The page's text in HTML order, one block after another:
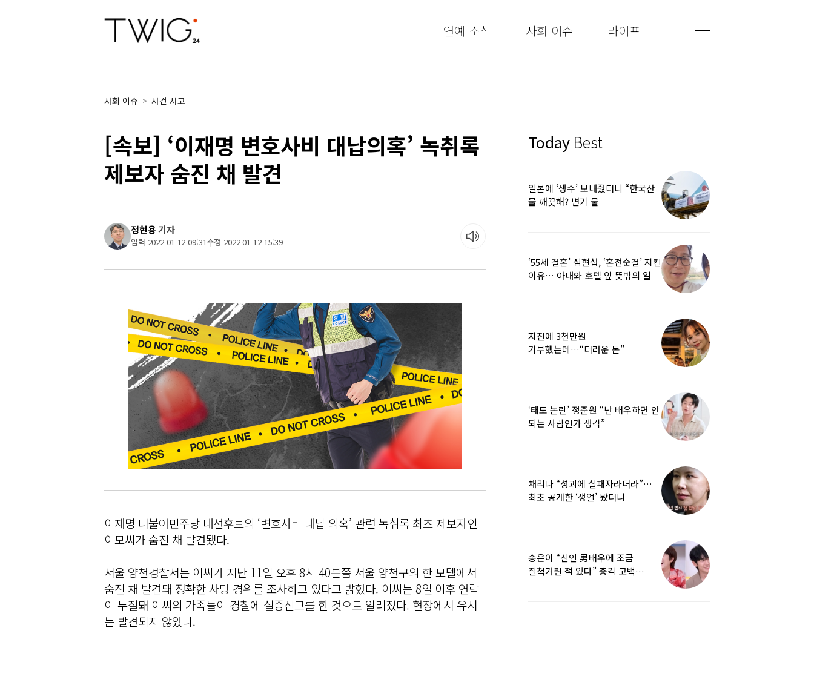
연예 소식 사회 이슈 라이프
사회 이슈 > 사건 사고
[속보] ‘이재명 변호사비 대납의혹’ 녹취록
제보자 숨진 채 발견
정현용기자
입력 2022 01 12 09:31수정 2022 01 12 15:39
이재명 더불어민주당 대선후보의 ‘변호사비 대납 의혹’ 관련 녹취록 최초 제보자인
이모씨가 숨진 채 발견됐다.
서울 양천경찰서는 이씨가 지난 11일 오후 8시 40분쯤 서울 양천구의 한 모텔에서
숨진 채 발견돼 정확한 사망 경위를 조사하고 있다고 밝혔다. 이씨는 8일 이후 연락
이 두절돼 이씨의 가족들이 경찰에 실종신고를 한 것으로 알려졌다. 현장에서 유서
는 발견되지 않았다.
Today Best
일본에 ‘생수’ 보내줬더니 “한국산
물 깨끗해? 변기 물
‘55세 결혼’ 심현섭, ‘혼전순결’ 지킨
이유… 아내와 호텔 앞 뜻밖의 일
지진에 3천만원
기부했는데…“더러운 돈”
‘태도 논란’ 정준원 “난 배우하면 안
되는 사람인가 생각”
채리나 “성괴에 실패자라더라”…
최초 공개한 ‘생얼’ 봤더니
송은이 “신인 男배우에 조금
질척거린 적 있다” 충격 고백…